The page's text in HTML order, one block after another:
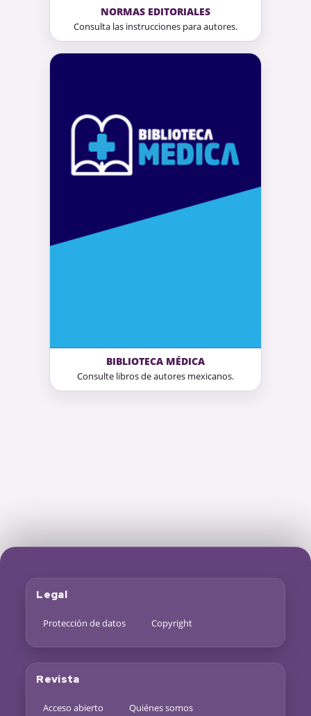
NORMAS EDITORIALES
Consulta las instrucciones para autores.
BIBLIOTECA MÉDICA
Consulte libros de autores mexicanos.
Legal
Protección de datos Copyright
Revista
Acceso abierto Quiénes somos